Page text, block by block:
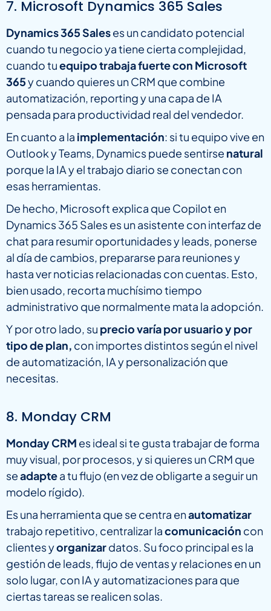
7. Microsoft Dynamics 365 Sales
Dynamics 365 Saleses un candidato potencial
cuando tu negocio ya tiene cierta complejidad,
cuando tuequipo trabaja fuerte con Microsoft
365y cuando quieres un CRM que combine
automatización, reporting y una capa de IA
pensada para productividad real del vendedor.
En cuanto a la implementación: si tu equipo vive en
Outlook y Teams, Dynamics puede sentirse natural
porque la IA y el trabajo diario se conectan con
esas herramientas.
De hecho, Microsoft explica que Copilot en
Dynamics 365 Sales es un asistente con interfaz de
chat para resumir oportunidades y leads, ponerse
al día de cambios, prepararse para reuniones y
hasta ver noticias relacionadas con cuentas. Esto,
bien usado, recorta muchísimo tiempo
administrativo que normalmente mata la adopción.
Y por otro lado, su precio varía por usuario y por
tipo de plan, con importes distintos según el nivel
de automatización, IA y personalización que
necesitas.
8. Monday CRM
Monday CRM es ideal si te gusta trabajar de forma
muy visual, por procesos, y si quieres un CRM que
seadaptea tu flujo (en vez de obligarte a seguir un
modelo rígido).
Es una herramienta que se centra enautomatizar
trabajo repetitivo, centralizar lacomunicación con
clientes yorganizardatos. Su foco principal es la
gestión de leads, flujo de ventas y relaciones en un
solo lugar, con IA y automatizaciones para que
ciertas tareas se realicen solas.